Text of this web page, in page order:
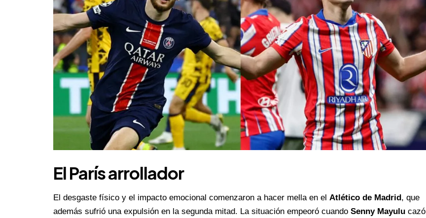
El París arrollador
El desgaste físico y el impacto emocional comenzaron a hacer mella en el Atlético de Madrid, que
además sufrió una expulsión en la segunda mitad. La situación empeoró cuando Senny Mayulucazó